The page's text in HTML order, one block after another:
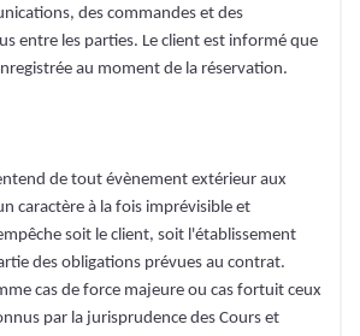
des commandes et des
entre les parties. Le client est informé que
au moment de la réservation.
de tout évènement extérieur aux
caractère à la fois imprévisible et
soit le client, soit l'établissement
des obligations prévues au contrat.
cas de force majeure ou cas fortuit ceux
par la jurisprudence des Cours et